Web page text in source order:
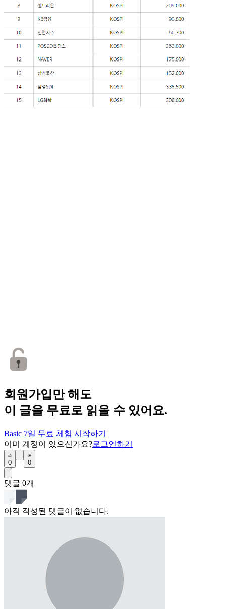
회원가입만 해도
이 글을 무료로 읽을 수 있어요.
Basic 7일 무료 체험 시작하기
이미 계정이 있으신가요?로그인하기
0 0
댓글 0개
아직 작성된 댓글이 없습니다.